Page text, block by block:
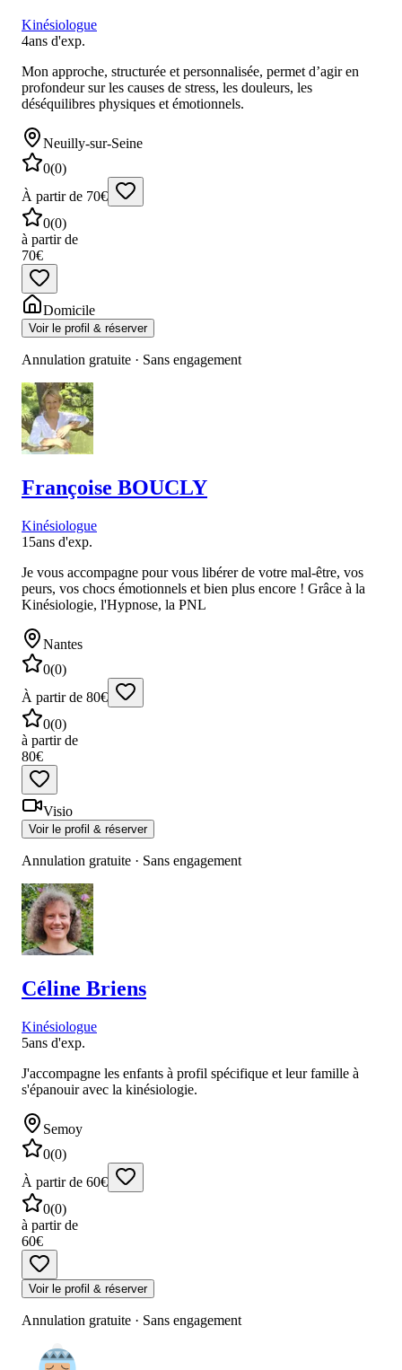
Kinésiologue
4ans d'exp.
Mon approche, structurée et personnalisée, permet d’agir en
profondeur sur les causes de stress, les douleurs, les
déséquilibres physiques et émotionnels.
Neuilly-sur-Seine
0(0)
À partir de 70€
0(0)
à partir de
70€
Domicile
Voir le profil & réserver
Annulation gratuite · Sans engagement
Françoise BOUCLY
Kinésiologue
15ans d'exp.
Je vous accompagne pour vous libérer de votre mal-être, vos
peurs, vos chocs émotionnels et bien plus encore ! Grâce à la
Kinésiologie, l'Hypnose, la PNL
Nantes
0(0)
À partir de 80€
0(0)
à partir de
80€
Visio
Voir le profil & réserver
Annulation gratuite · Sans engagement
Céline Briens
Kinésiologue
5ans d'exp.
J'accompagne les enfants à profil spécifique et leur famille à
s'épanouir avec la kinésiologie.
Semoy
0(0)
À partir de 60€
0(0)
à partir de
60€
Voir le profil & réserver
Annulation gratuite · Sans engagement